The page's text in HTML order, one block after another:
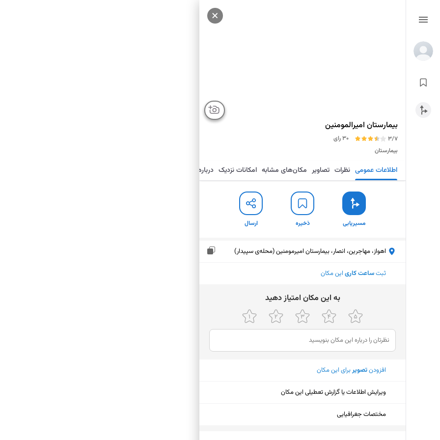
بیمارستان امیرالمومنین
3/7
30 رای
بیمارستان
اطلاعات عمومی نظرات تصاویر مکان‌های مشابه امکانات نزدیک درباره
مسیریابی ذخیره ارسال
اهواز، مهاجرین، انصار، بیمارستان امیرمومنین (محله‌ی سپیدار)
ثبتساعت کاری این مکان
ﺑﻪ اﯾﻦ ﻣﮑﺎن اﻣﺘﯿﺎز دﻫﯿﺪ
افزودنتصویربرای این مکان
ویرایش اطلاعات یا گزارش تعطیلی این مکان
مختصات جغرافیایی